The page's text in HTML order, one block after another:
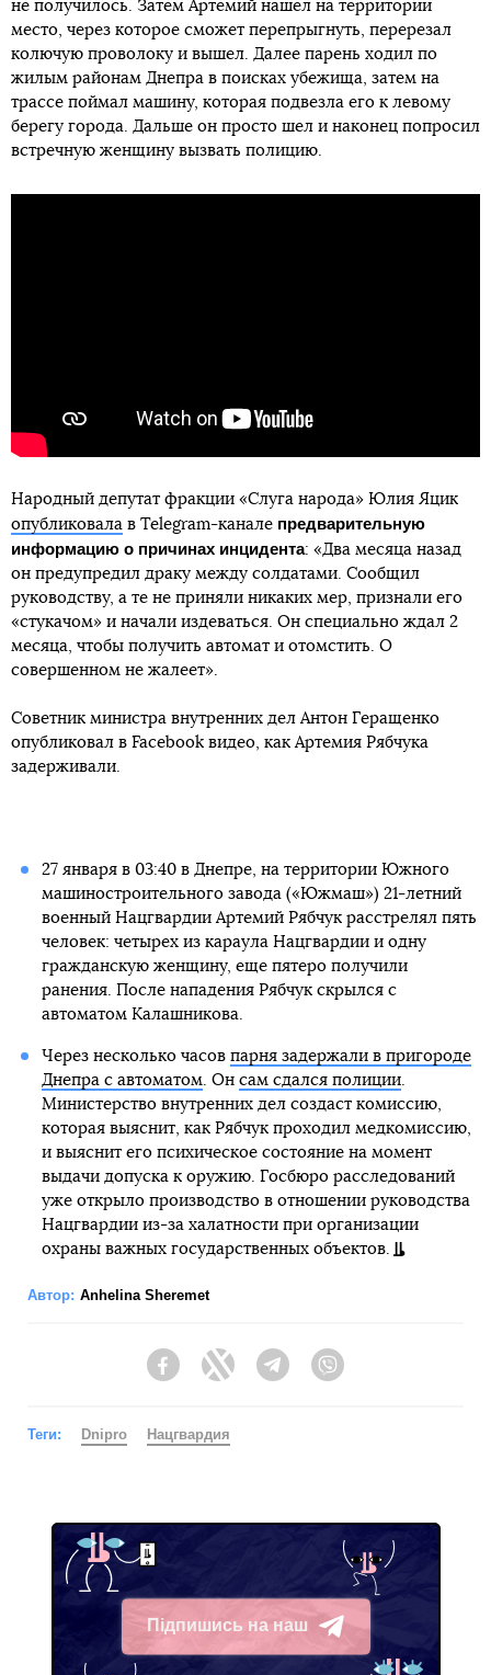
не получилось. Затем Артемий нашел на территории
место, через которое сможет перепрыгнуть, перерезал
колючую проволоку и вышел. Далее парень ходил по
жилым районам Днепра в поисках убежища, затем на
трассе поймал машину, которая подвезла его к левому
берегу города. Дальше он просто шел и наконец попросил
встречную женщину вызвать полицию.
Народный депутат фракции «Слуга народа» Юлия Яцик
опубликовала в Telegram-канале предварительную
информацию о причинах инцидента: «Два месяца назад
он предупредил драку между солдатами. Сообщил
руководству, а те не приняли никаких мер, признали его
«стукачом» и начали издеваться. Он специально ждал 2
месяца, чтобы получить автомат и отомстить. О
совершенном не жалеет».
Советник министра внутренних дел Антон Геращенко
опубликовал в Facebook видео, как Артемия Рябчука
задерживали.
27 января в 03:40 в Днепре, на территории Южного
машиностроительного завода («Южмаш») 21-летний
военный Нацгвардии Артемий Рябчук расстрелял пять
человек: четырех из караула Нацгвардии и одну
гражданскую женщину, еще пятеро получили
ранения. После нападения Рябчук скрылся с
автоматом Калашникова.
Через несколько часов парня задержали в пригороде
Днепра с автоматом . Он сам сдался полиции.
Министерство внутренних дел создаст комиссию,
которая выяснит, как Рябчук проходил медкомиссию,
и выяснит его психическое состояние на момент
выдачи допуска к оружию. Госбюро расследований
уже открыло производство в отношении руководства
Нацгвардии из-за халатности при организации
охраны важных государственных объектов.
Автор: Anhelina Sheremet
FacebookTwitter Telegram
Теги: Dnipro Нацгвардия
Підпишись на наш
Telegram